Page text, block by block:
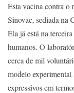
Esta vacina contra o
Sinovac, sediada na
Ela já está na
humanos. O
cerca de mil
modelo experimental
expressivos em